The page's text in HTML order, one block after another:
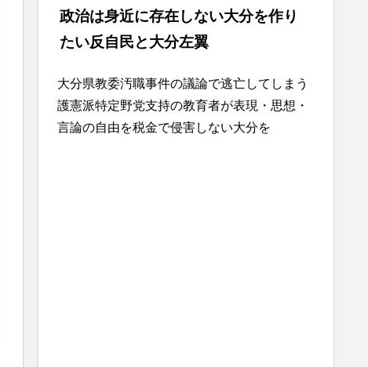
政治は身近に存在しない大分を作り
たい反自民と大分左翼
大分県教委汚職事件の議論で逃亡してしまう
護憲派特定野党支持の教育者が表現・思想・
言論の自由を税金で侵害しない大分を